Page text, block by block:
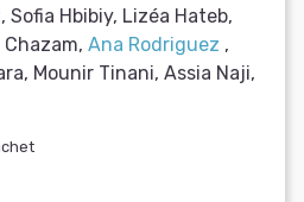
Hbibiy, Lizéa Hateb,
Ana Rodriguez ,
Mounir Tinani, Assia Naji,